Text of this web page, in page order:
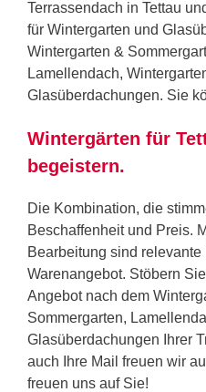
Terrassendach in Tettau
für Wintergarten und
Wintergarten &
Lamellendach,
Glasüberdachungen. Sie
Wintergärten für
begeistern.
Die Kombination, die
Beschaffenheit und Preis.
Bearbeitung sind
Warenangebot. Stöbern
Angebot nach dem
Sommergarten,
Glasüberdachungen Ihrer
auch Ihre Mail freuen wir
freuen uns auf Sie!